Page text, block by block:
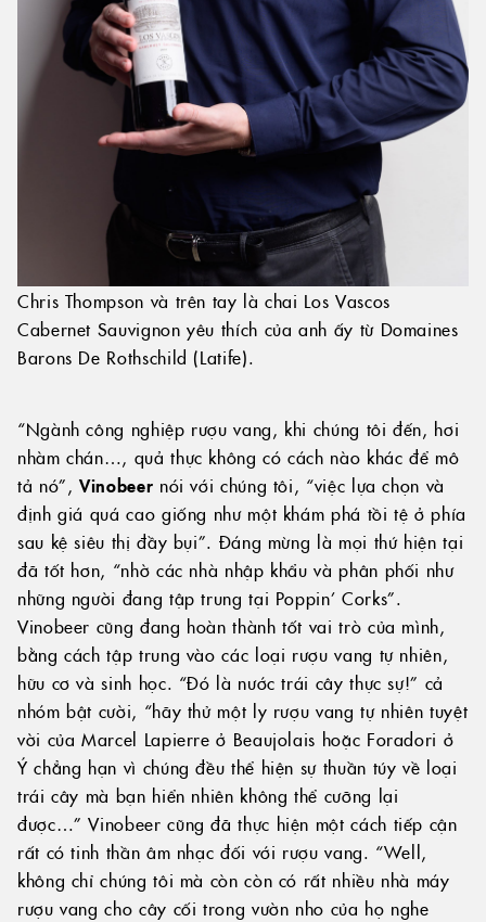
Chris Thompson và trên tay là chai Los Vascos
Cabernet Sauvignon yêu thích của anh ấy từ Domaines
Barons De Rothschild (Latife).
“Ngành công nghiệp rượu vang, khi chúng tôi đến, hơi
nhàm chán…, quả thực không có cách nào khác để mô
tả nó”,Vinobeer nói với chúng tôi, “việc lựa chọn và
định giá quá cao giống như một khám phá tồi tệ ở phía
sau kệ siêu thị đầy bụi”. Đáng mừng là mọi thứ hiện tại
đã tốt hơn, “nhờ các nhà nhập khẩu và phân phối như
những người đang tập trung tại Poppin’ Corks”.
Vinobeer cũng đang hoàn thành tốt vai trò của mình,
bằng cách tập trung vào các loại rượu vang tự nhiên,
hữu cơ và sinh học. “Đó là nước trái cây thực sự!” cả
nhóm bật cười, “hãy thử một ly rượu vang tự nhiên tuyệt
vời của Marcel Lapierre ở Beaujolais hoặc Foradori ở
Ý chẳng hạn vì chúng đều thể hiện sự thuần túy về loại
trái cây mà bạn hiển nhiên không thể cưỡng lại
được…” Vinobeer cũng đã thực hiện một cách tiếp cận
rất có tinh thần âm nhạc đối với rượu vang. “Well,
không chỉ chúng tôi mà còn còn có rất nhiều nhà máy
rượu vang cho cây cối trong vườn nho của họ nghe